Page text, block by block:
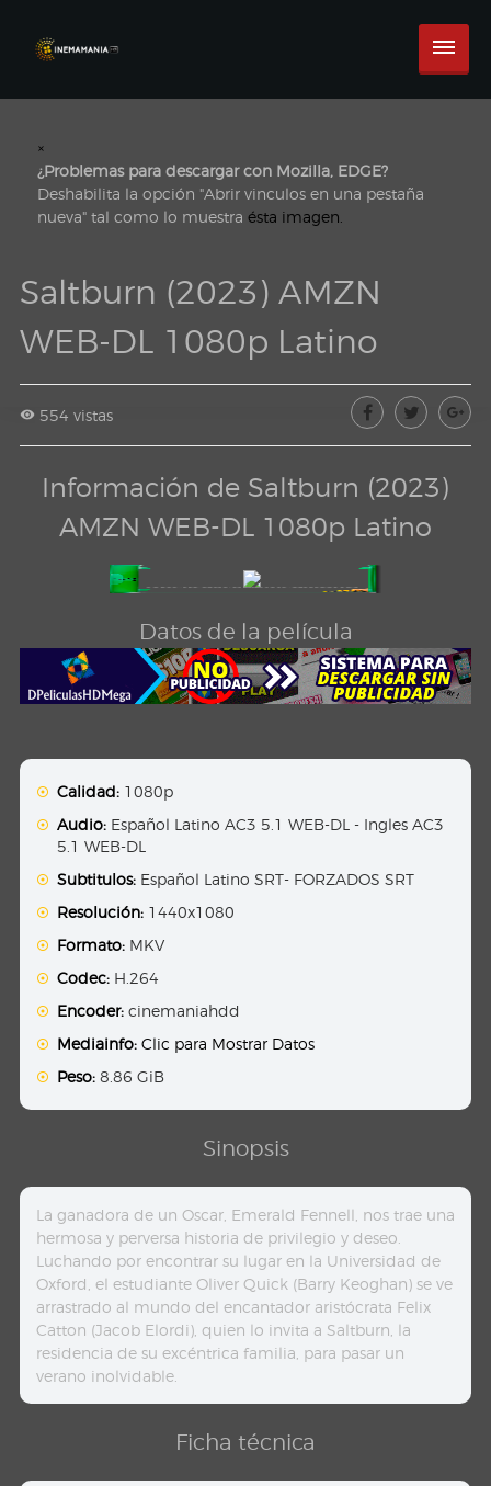
×
¿Problemas para descargar con Mozilla, EDGE?
Deshabilita la opción "Abrir vinculos en una pestaña
nueva" tal como lo muestra ésta imagen.
Saltburn (2023) AMZN
WEB-DL 1080p Latino
554 vistas
Información de Saltburn (2023)
AMZN WEB-DL 1080p Latino
Datos de la película
Calidad: 1080p
Audio: Español Latino AC3 5.1 WEB-DL - Ingles AC3
5.1 WEB-DL
Subtitulos: Español Latino SRT- FORZADOS SRT
Resolución: 1440x1080
Formato: MKV
Codec: H.264
Encoder: cinemaniahdd
Mediainfo: Clic para Mostrar Datos
Peso: 8.86 GiB
Sinopsis
La ganadora de un Oscar, Emerald Fennell, nos trae una
hermosa y perversa historia de privilegio y deseo.
Luchando por encontrar su lugar en la Universidad de
Oxford, el estudiante Oliver Quick (Barry Keoghan) se ve
arrastrado al mundo del encantador aristócrata Felix
Catton (Jacob Elordi), quien lo invita a Saltburn, la
residencia de su excéntrica familia, para pasar un
verano inolvidable.
Ficha técnica